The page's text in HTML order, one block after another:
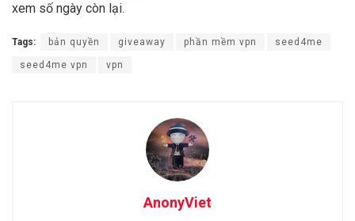
xem số ngày còn lại.
Tags: bản quyền giveaway phần mềm vpn seed4me
seed4me vpn vpn
AnonyViet